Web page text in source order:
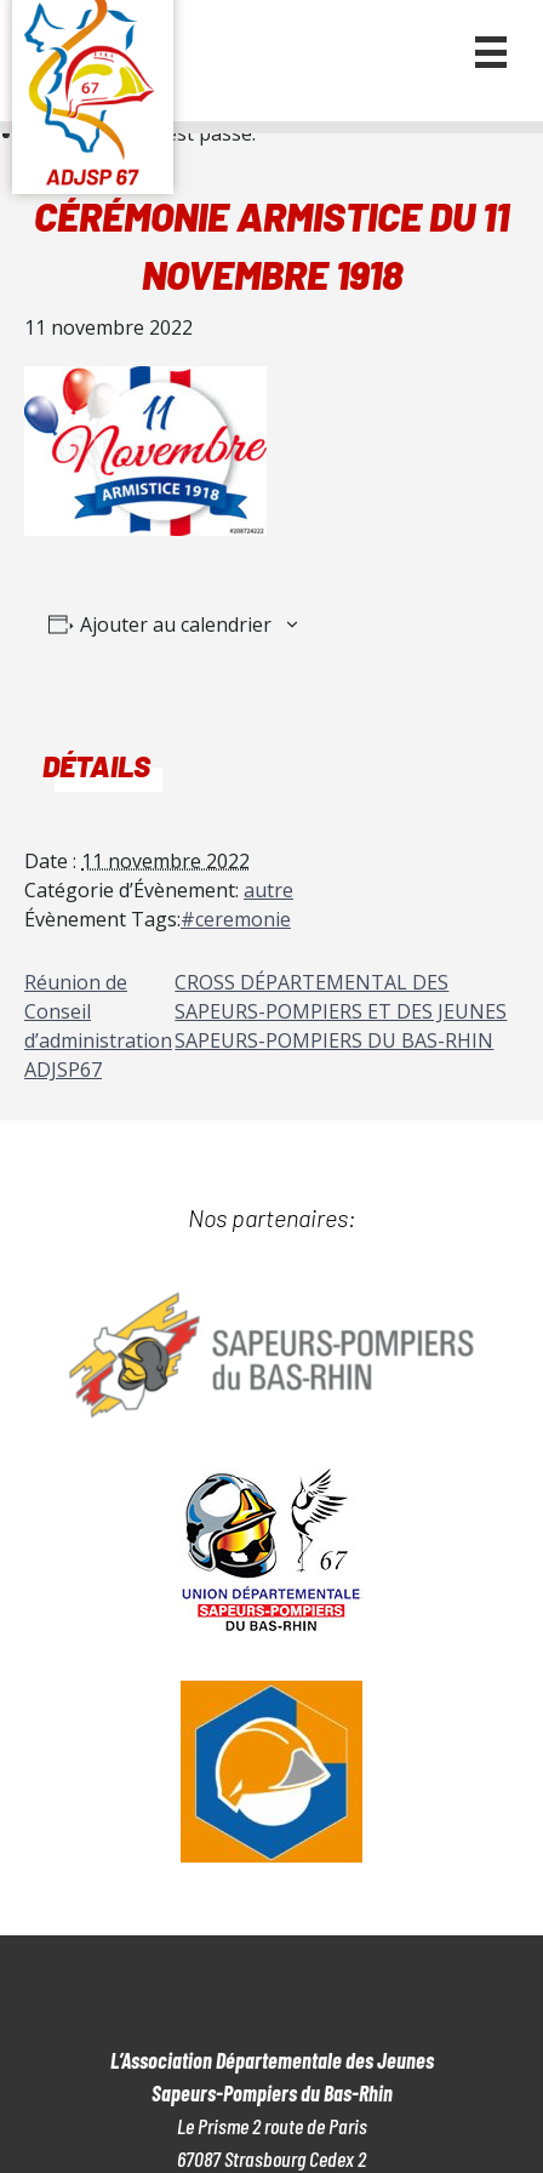
« Tous les Évènements
Cet évènement est passé.
CÉRÉMONIE ARMISTICE DU 11
NOVEMBRE 1918
11 novembre 2022
Ajouter au calendrier
DÉTAILS
Date : 11 novembre 2022
Catégorie d’Évènement: autre
Évènement Tags:#ceremonie
Réunion de
Conseil
d’administration
ADJSP67
CROSS DÉPARTEMENTAL DES
SAPEURS-POMPIERS ET DES JEUNES
SAPEURS-POMPIERS DU BAS-RHIN
Nos partenaires:
L’Association Départementale des Jeunes
Sapeurs-Pompiers du Bas-Rhin
Le Prisme 2 route de Paris
67087 Strasbourg Cedex 2